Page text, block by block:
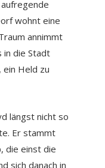
wohnt eine
annimmt
in die Stadt
ein Held zu
längst nicht so
Er stammt
die einst die
sich danach in